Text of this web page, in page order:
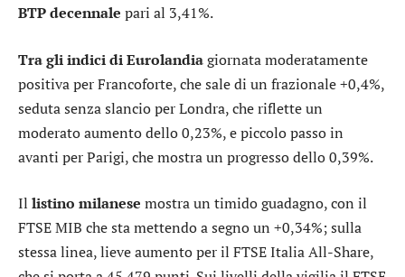
BTP decennale pari al 3,41%.
Tra gli indici di Eurolandiagiornata moderatamente
positiva perFrancoforte, che sale di un frazionale +0,4%,
seduta senza slancio perLondra, che riflette un
moderato aumento dello 0,23%, e piccolo passo in
avanti perParigi, che mostra un progresso dello 0,39%.
Il listino milanese mostra un timido guadagno, con il
FTSE MIB che sta mettendo a segno un +0,34%; sulla
stessa linea, lieve aumento per il FTSE Italia All-Share,